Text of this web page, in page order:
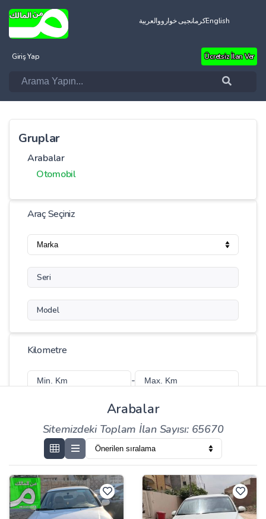
العربيةکرمانجیی خوارووEnglish
Giriş Yap Ücretsiz İlan Ver
Gruplar
Arabalar
Otomobil
Araç Seçiniz
Seri
Model
Kilometre
-
Fiyat
-
Arabalar
Sitemizdeki Toplam İlan Sayısı: 65670